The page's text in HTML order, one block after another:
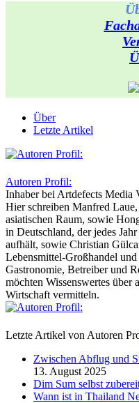
Über
Letzte Artikel
Autoren Profil:
Inhaberbei Artdefects Media
Hier schreiben Manfred
asiatischen Raum, sowie
in Deutschland, der jedes
aufhält, sowie Christian
Lebensmittel-Großhandel
Gastronomie, Betreiber und
möchten Wissenswertes über
Wirtschaft vermitteln.
Letzte Artikel von Autoren
Zwischen Abflug und
13. August 2025
Dim Sum selbst
Wann ist in Thailand